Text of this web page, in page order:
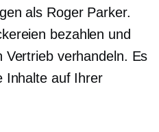
als Roger Parker.
bezahlen und
Vertrieb verhandeln. Es
Inhalte auf Ihrer